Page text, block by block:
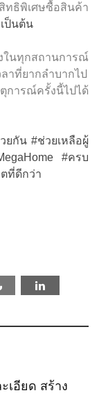
สิทธิพิเศษซื้อสินค้า
เป็นต้น
นทุกสถานการณ์
าที่ยากลำบากไป
การณ์ครั้งนี้ไปได้
ยกัน #ช่วยเหลือผู้
#ครบ
ตที่ดีกว่า
เอียด สร้าง